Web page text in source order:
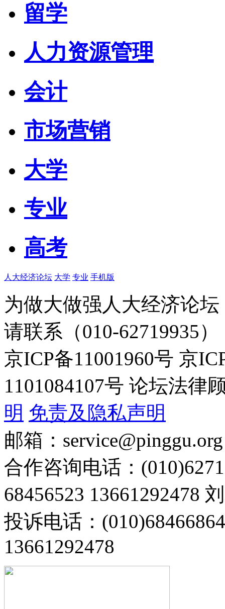
留学
人力资源管理
会计
市场营销
大学
专业
高考
人大经济论坛 大学 专业 手机版
为做大做强人大经济论
请联系（010-62719935）
京ICP备11001960号 京
1101084107号 论坛法律
明 免责及隐私声明
邮箱：service@pinggu.org
合作咨询电话：
68456523 13661292478
投诉电话：
13661292478